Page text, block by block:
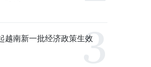
越南新一批经济政策生效